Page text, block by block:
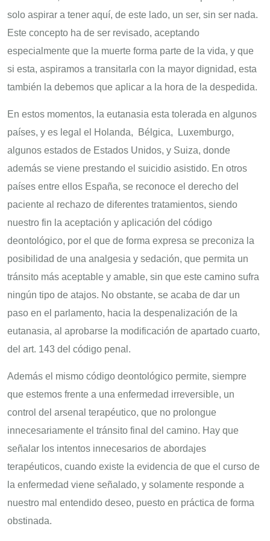
solo aspirar a tener aquí, de este lado, un ser, sin ser nada.
Este concepto ha de ser revisado, aceptando
especialmente que la muerte forma parte de la vida, y que
si esta, aspiramos a transitarla con la mayor dignidad, esta
también la debemos que aplicar a la hora de la despedida.
En estos momentos, la eutanasia esta tolerada en algunos
países, y es legal el Holanda, Bélgica, Luxemburgo,
algunos estados de Estados Unidos, y Suiza, donde
además se viene prestando el suicidio asistido. En otros
países entre ellos España, se reconoce el derecho del
paciente al rechazo de diferentes tratamientos, siendo
nuestro fin la aceptación y aplicación del código
deontológico, por el que de forma expresa se preconiza la
posibilidad de una analgesia y sedación, que permita un
tránsito más aceptable y amable, sin que este camino sufra
ningún tipo de atajos. No obstante, se acaba de dar un
paso en el parlamento, hacia la despenalización de la
eutanasia, al aprobarse la modificación de apartado cuarto,
del art. 143 del código penal.
Además el mismo código deontológico permite, siempre
que estemos frente a una enfermedad irreversible, un
control del arsenal terapéutico, que no prolongue
innecesariamente el tránsito final del camino. Hay que
señalar los intentos innecesarios de abordajes
terapéuticos, cuando existe la evidencia de que el curso de
la enfermedad viene señalado, y solamente responde a
nuestro mal entendido deseo, puesto en práctica de forma
obstinada.